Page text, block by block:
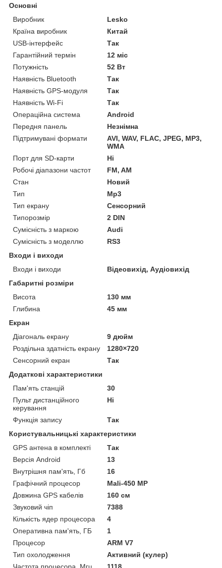
Основні
Виробник
Lesko
Країна виробник
Китай
USB-інтерфейс
Так
Гарантійний термін
12 міс
Потужність
52 Вт
Наявність Bluetooth
Так
Наявність GPS-модуля
Так
Наявність Wi-Fi
Так
Операційна система
Android
Передня панель
Незнімна
Підтримувані формати
AVI, WAV, FLAC, JPEG, MP3,
WMA
Порт для SD-карти
Ні
Робочі діапазони частот
FM, AM
Стан
Новий
Тип
Mp3
Тип екрану
Сенсорний
Типорозмір
2 DIN
Сумісність з маркою
Audi
Сумісність з моделлю
RS3
Входи і виходи
Входи і виходи
Відеовихід, Аудіовихід
Габаритні розміри
Висота
130 мм
Глибина
45 мм
Екран
Діагональ екрану
9 дюйм
Роздільна здатність екрану
1280×720
Сенсорний екран
Так
Додаткові характеристики
Пам'ять станцій
30
Пульт дистанційного
керування
Ні
Функція запису
Так
Користувальницькі характеристики
GPS антена в комплекті
Так
Версія Android
13
Внутрішня пам'ять, Гб
16
Графічний процесор
Mali-450 MP
Довжина GPS кабелів
160 см
Звуковий чіп
7388
Кількість ядер процесора
4
Оперативна пам'ять, ГБ
1
Процесор
ARM V7
Тип охолодження
Активний (кулер)